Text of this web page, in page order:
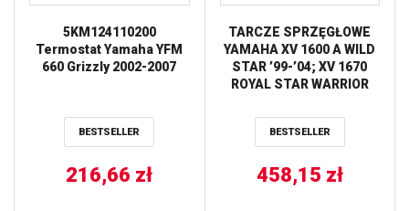
5KM124110200
Termostat Yamaha YFM
660 Grizzly 2002-2007
BESTSELLER
216,66 zł
TARCZE SPRZĘGŁOWE
YAMAHA XV 1600 A WILD
STAR ’99-’04; XV 1670
ROYAL STAR WARRIOR
BESTSELLER
458,15 zł